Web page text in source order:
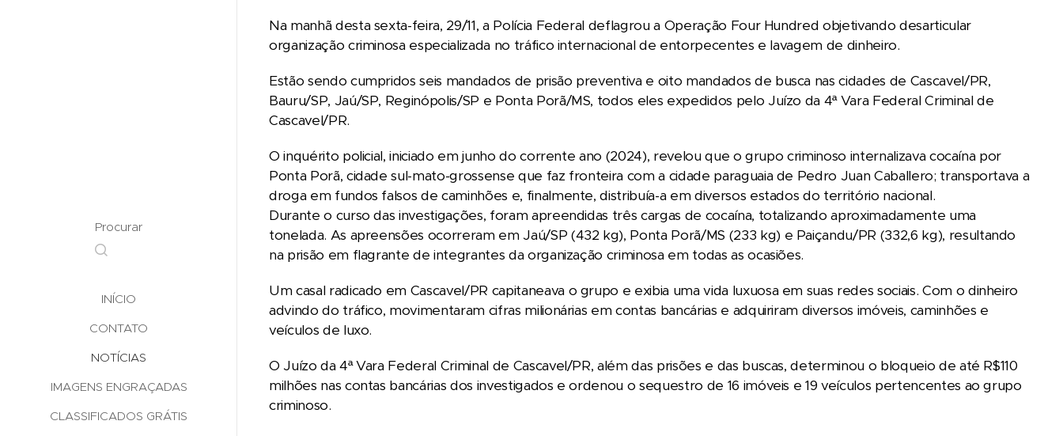
Procurar
INÍCIO
CONTATO
NOTÍCIAS
IMAGENS ENGRAÇADAS
CLASSIFICADOS GRÁTIS
Na manhã desta sexta-feira, 29/11, a Polícia Federal deflagrou a Operação Four Hundred objetivando desarticular
organização criminosa especializada no tráfico internacional de entorpecentes e lavagem de dinheiro.
Estão sendo cumpridos seis mandados de prisão preventiva e oito mandados de busca nas cidades de Cascavel/PR,
Bauru/SP, Jaú/SP, Reginópolis/SP e Ponta Porã/MS, todos eles expedidos pelo Juízo da 4ª Vara Federal Criminal de
Cascavel/PR.
O inquérito policial, iniciado em junho do corrente ano (2024), revelou que o grupo criminoso internalizava cocaína por
Ponta Porã, cidade sul-mato-grossense que faz fronteira com a cidade paraguaia de Pedro Juan Caballero; transportava a
droga em fundos falsos de caminhões e, finalmente, distribuía-a em diversos estados do território nacional.
Durante o curso das investigações, foram apreendidas três cargas de cocaína, totalizando aproximadamente uma
tonelada. As apreensões ocorreram em Jaú/SP (432 kg), Ponta Porã/MS (233 kg) e Paiçandu/PR (332,6 kg), resultando
na prisão em flagrante de integrantes da organização criminosa em todas as ocasiões.
Um casal radicado em Cascavel/PR capitaneava o grupo e exibia uma vida luxuosa em suas redes sociais. Com o dinheiro
advindo do tráfico, movimentaram cifras milionárias em contas bancárias e adquiriram diversos imóveis, caminhões e
veículos de luxo.
O Juízo da 4ª Vara Federal Criminal de Cascavel/PR, além das prisões e das buscas, determinou o bloqueio de até R$110
milhões nas contas bancárias dos investigados e ordenou o sequestro de 16 imóveis e 19 veículos pertencentes ao grupo
criminoso.